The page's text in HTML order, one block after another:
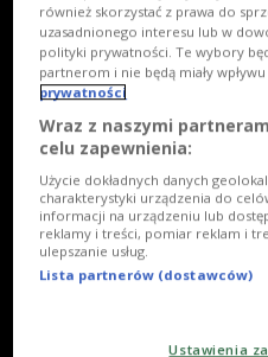
również skorzystać z prawa do
uzasadnionego interesu lub w
polityki prywatności. Te wybory
partnerom i nie będą miały
prywatności
Wraz z naszymi
celu zapewnienia:
Użycie dokładnych danych
charakterystyki urządzenia do
informacji na urządzeniu lub
reklamy i treści, pomiar reklam i
ulepszanie usług.
Lista partnerów (dostawców)
Ustawienia